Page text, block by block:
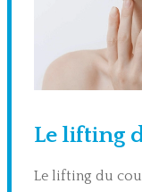
Le lifting
Le lifting du